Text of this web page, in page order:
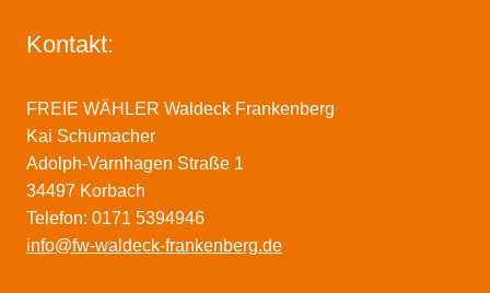
Kontakt:
FREIE WÄHLER Waldeck Frankenberg
Kai Schumacher
Adolph-Varnhagen Straße 1
34497 Korbach
Telefon: 0171 5394946
info@fw-waldeck-frankenberg.de